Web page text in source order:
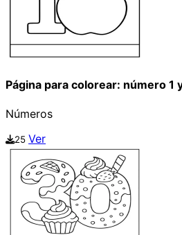
Página para colorear: número 1
Números
25 Ver